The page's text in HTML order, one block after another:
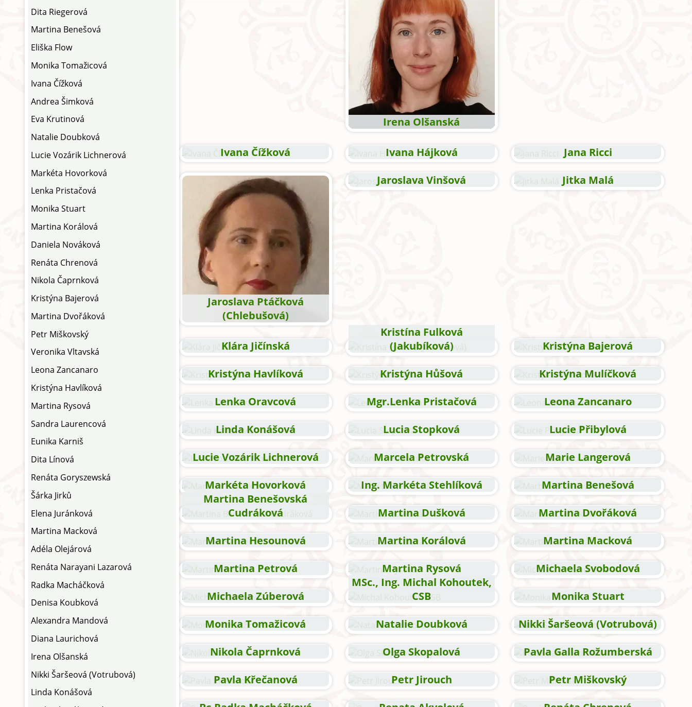
Irena Olšanská
Ivana Čížková Ivana Hájková Jana Ricci
Jaroslava Ptáčková
(Chlebušová)
Jaroslava Vinšová Jitka Malá
Klára Jičínská
Kristína Fulková
(Jakubíková)
Kristýna Bajerová
Kristýna Havlíková
Kristýna Hůšová
Kristýna Mulíčková
Lenka Oravcová
Mgr.Lenka Pristačová
Leona Zancanaro
Linda Konášová
Lucia Stopková
Lucie Přibylová
Lucie Vozárik Lichnerová
Marcela Petrovská
Marie Langerová
Markéta Hovorková
Ing. Markéta Stehlíková
Martina Benešová
Martina Benešovská
Cudráková
Martina Dušková
Martina Dvořáková
Martina Hesounová
Martina Korálová
Martina Macková
Martina Petrová
Martina Rysová
Michaela Svobodová
Michaela Zúberová
MSc., Ing. Michal Kohoutek,
CSB
Monika Stuart
Monika Tomažicová
Natalie Doubková
Nikki Šaršeová (Votrubová)
Nikola Čaprnková
Olga Skopalová
Pavla Galla Rožumberská
Pavla Křečanová
Petr Jirouch
Petr Miškovský
Dita Riegerová
Martina Benešová
Eliška Flow
Monika Tomažicová
Ivana Čížková
Andrea Šimková
Eva Krutinová
Natalie Doubková
Lucie Vozárik Lichnerová
Markéta Hovorková
Lenka Pristačová
Monika Stuart
Martina Korálová
Daniela Nováková
Renáta Chrenová
Nikola Čaprnková
Kristýna Bajerová
Martina Dvořáková
Petr Miškovský
Veronika Vltavská
Leona Zancanaro
Kristýna Havlíková
Martina Rysová
Sandra Laurencová
Eunika Karniš
Dita Línová
Renáta Goryszewská
Šárka Jirků
Elena Juránková
Martina Macková
Adéla Olejárová
Renáta Narayani Lazarová
Radka Macháčková
Denisa Koubková
Alexandra Mandová
Diana Laurichová
Irena Olšanská
Nikki Šaršeová (Votrubová)
Linda Konášová